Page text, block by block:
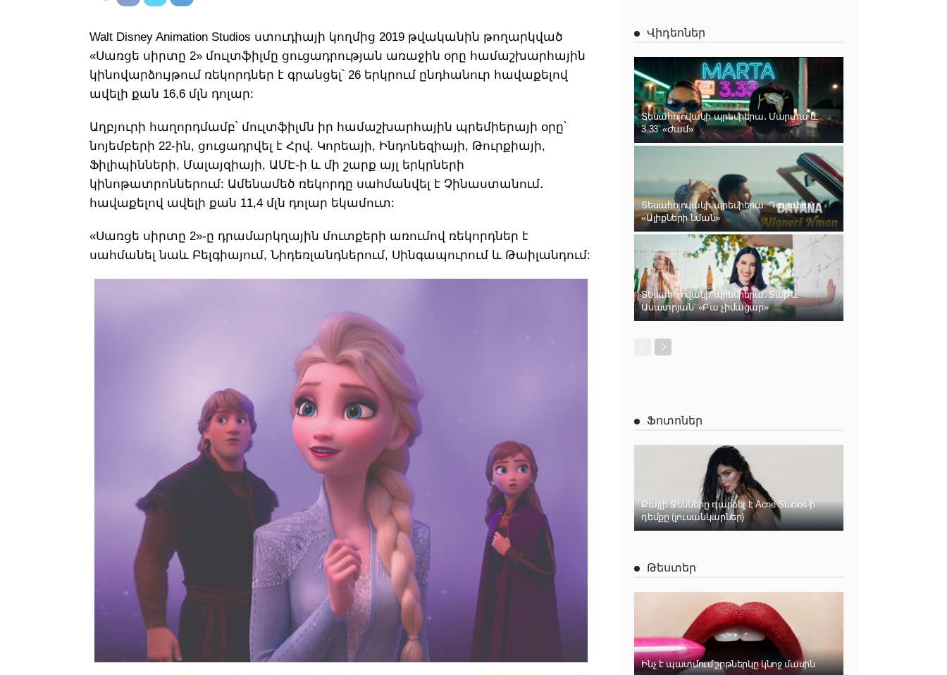
Walt Disney Animation Studios ստուդիայի կողմից 2019 թվականին թողարկված
«Սառցե սիրտը 2» մուլտֆիլմը ցուցադրության առաջին օրը համաշխարհային
կինովարձույթում ռեկորդներ է գրանցել՝ 26 երկրում ընդհանուր հավաքելով
ավելի քան 16,6 մլն դոլար:
Աղբյուրի հաղորդմամբ՝ մուլտֆիլմն իր համաշխարհային պրեմիերայի օրը՝
նոյեմբերի 22-ին, ցուցադրվել է Հրվ. Կորեայի, Ինդոնեզիայի, Թուրքիայի,
Ֆիլիպինների, Մալայզիայի, ԱՄԷ-ի և մի շարք այլ երկրների
կինոթատրոններում: Ամենամեծ ռեկորդը սահմանվել է Չինաստանում․
հավաքելով ավելի քան 11,4 մլն դոլար եկամուտ:
«Սառցե սիրտը 2»-ը դրամարկղային մուտքերի առումով ռեկորդներ է
սահմանել նաև Բելգիայում, Նիդեռլանդներում, Սինգապուրում և Թաիլանդում:
Վիդեոներ
Տեսահոլովակի պրեմիերա․ Մարտա և
3.33՝ «Ժամ»
Տեսահոլովակի պրեմիերա. Դայանա՝
«Ալիքների նման»
Տեսահոլովակի պրեմիերա․ Տաթև
Ասատրյան՝ «Բա չիմացար»
Ֆոտոներ
Քայլի Ջենները դարձել է Acne Studios-ի
դեմքը (լուսանկարներ)
Թեստեր
Ինչ է պատմում շրթներկը կնոջ մասին